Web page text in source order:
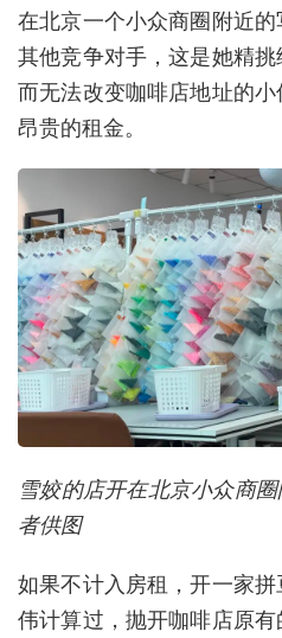
在北京一个小众商圈附近
其他竞争对手，这是她精挑
而无法改变咖啡店地址的
昂贵的租金。
雪姣的店开在北京小众商
者供图
如果不计入房租，开一家
伟计算过，抛开咖啡店原